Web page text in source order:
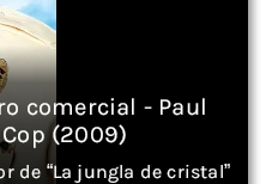
comercial - Paul
(2009)
de “La jungla de cristal”